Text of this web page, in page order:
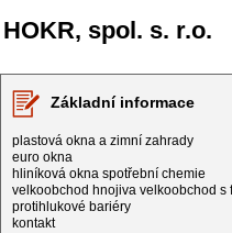
HOKR, spol. s. r.o.
Základní informace
plastová okna a zimní zahrady
euro okna
hliníková okna spotřební chemie
velkoobchod hnojiva velkoobchod s
protihlukové bariéry
kontakt